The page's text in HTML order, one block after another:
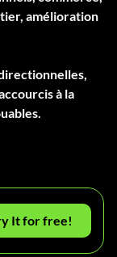
amélioration
à la
It for free!